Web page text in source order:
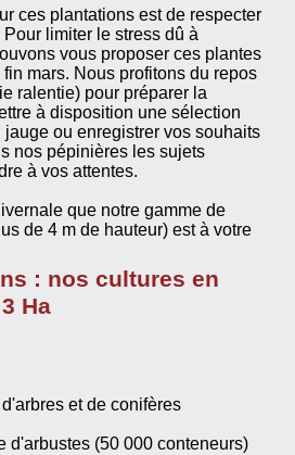
ces plantations est de respecter
limiter le stress dû à
vous proposer ces plantes
mars. Nous profitons du repos
ralentie) pour préparer la
à disposition une sélection
ou enregistrer vos souhaits
nos pépinières les sujets
à vos attentes.
que notre gamme de
de 4 m de hauteur) est à votre
: nos cultures en
Ha
et de conifères
d'arbustes (50 000 conteneurs)